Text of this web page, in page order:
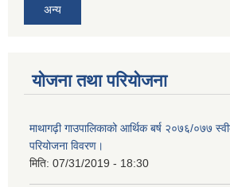
अन्य
योजना तथा परियोजना
माथागढ़ी गाउपालिकाको आर्थिक बर्ष २०७६/०७७
परियोजना विवरण।
मिति: 07/31/2019 - 18:30